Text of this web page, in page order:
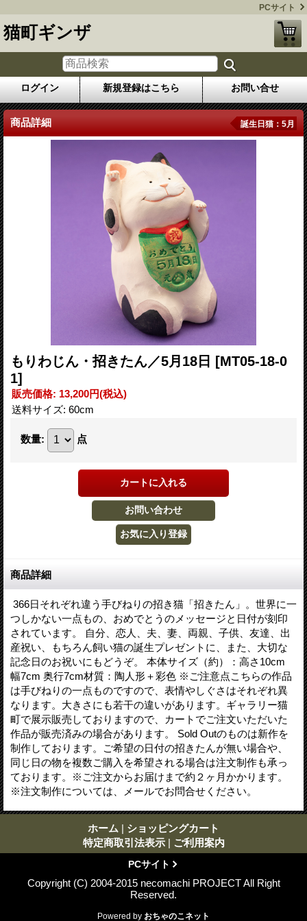
PCサイト
猫町ギンザ
ログイン 新規登録はこちら お問い合せ
商品詳細 誕生日猫：5月
もりわじん・招きたん／5月18日 [MT05-18-0
1]
販売価格: 13,200円(税込)
送料サイズ: 60cm
数量: 点
商品詳細
366日それぞれ違う手びねりの招き猫「招きたん」。世界に一
つしかない一点もの、おめでとうのメッセージと日付が刻印
されています。 自分、恋人、夫、妻、両親、子供、友達、出
産祝い、もちろん飼い猫の誕生プレゼントに、また、大切な
記念日のお祝いにもどうぞ。 本体サイズ（約）：高さ10cm
幅7cm 奥行7cm材質：陶人形＋彩色 ※ご注意点こちらの作品
は手びねりの一点ものですので、表情やしぐさはそれぞれ異
なります。大きさにも若干の違いがあります。ギャラリー猫
町で展示販売しておりますので、カートでご注文いただいた
作品が販売済みの場合があります。 Sold Outのものは新作を
制作しております。ご希望の日付の招きたんが無い場合や、
同じ日の物を複数ご購入を希望される場合は注文制作も承っ
ております。※ご注文からお届けまで約２ヶ月かかります。
※注文制作については、メールでお問合せください。
ホーム | ショッピングカート
特定商取引法表示 | ご利用案内
PCサイト
Copyright (C) 2004-2015 necomachi PROJECT All Right
Reserved.
Powered by おちゃのこネット